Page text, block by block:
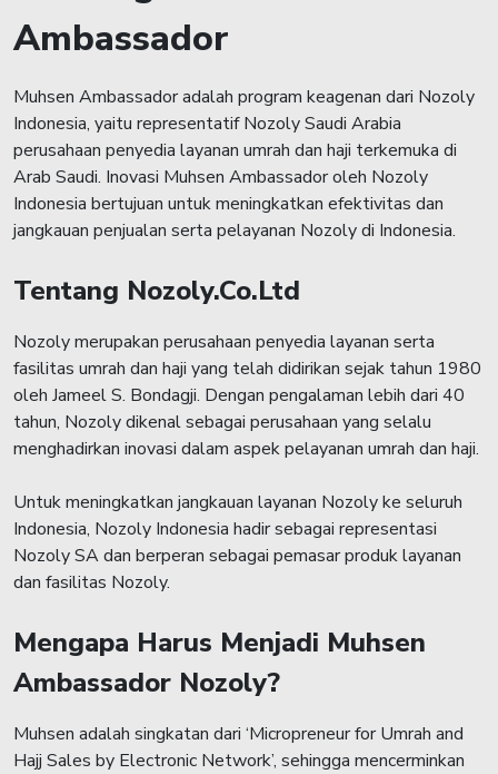
Ambassador
Muhsen Ambassador adalah program keagenan dari Nozoly
Indonesia, yaitu representatif Nozoly Saudi Arabia
perusahaan penyedia layanan umrah dan haji terkemuka di
Arab Saudi. Inovasi Muhsen Ambassador oleh Nozoly
Indonesia bertujuan untuk meningkatkan efektivitas dan
jangkauan penjualan serta pelayanan Nozoly di Indonesia.
Tentang Nozoly.Co.Ltd
Nozoly merupakan perusahaan penyedia layanan serta
fasilitas umrah dan haji yang telah didirikan sejak tahun 1980
oleh Jameel S. Bondagji. Dengan pengalaman lebih dari 40
tahun, Nozoly dikenal sebagai perusahaan yang selalu
menghadirkan inovasi dalam aspek pelayanan umrah dan haji.
Untuk meningkatkan jangkauan layanan Nozoly ke seluruh
Indonesia, Nozoly Indonesia hadir sebagai representasi
Nozoly SA dan berperan sebagai pemasar produk layanan
dan fasilitas Nozoly.
Mengapa Harus Menjadi Muhsen
Ambassador Nozoly?
Muhsen adalah singkatan dari ‘Micropreneur for Umrah and
Hajj Sales by Electronic Network’, sehingga mencerminkan